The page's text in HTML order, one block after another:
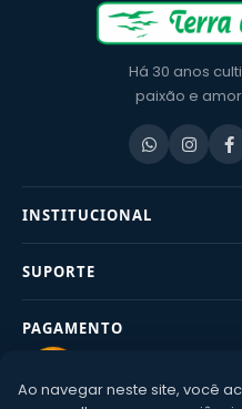
Há 30 anos
paixão e
INSTITUCIONAL
SUPORTE
PAGAMENTO
CONTATO
Ao navegar neste site, você